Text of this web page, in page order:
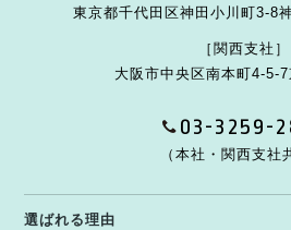
東京都千代田区神田小川町3-8
［関西支社］
大阪市中央区南本町4-5-7
03-3259-
（本社・関西支社
選ばれる理由